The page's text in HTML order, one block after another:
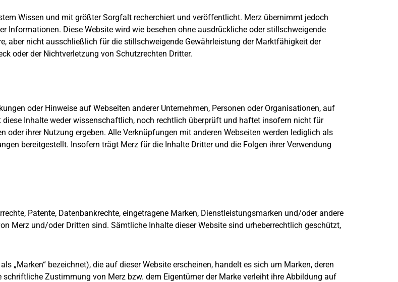
Wissen und mit größter Sorgfalt recherchiert und veröffentlicht. Merz übernimmt jedoch
Informationen. Diese Website wird wie besehen ohne ausdrückliche oder stillschweigende
aber nicht ausschließlich für die stillschweigende Gewährleistung der Marktfähigkeit der
oder der Nichtverletzung von Schutzrechten Dritter.
oder Hinweise auf Webseiten anderer Unternehmen, Personen oder Organisationen, auf
Inhalte weder wissenschaftlich, noch rechtlich überprüft und haftet insofern nicht für
oder ihrer Nutzung ergeben. Alle Verknüpfungen mit anderen Webseiten werden lediglich als
bereitgestellt. Insofern trägt Merz für die Inhalte Dritter und die Folgen ihrer Verwendung
Patente, Datenbankrechte, eingetragene Marken, Dienstleistungsmarken und/oder andere
Merz und/oder Dritten sind. Sämtliche Inhalte dieser Website sind urheberrechtlich geschützt,
„Marken“ bezeichnet), die auf dieser Website erscheinen, handelt es sich um Marken, deren
Zustimmung von Merz bzw. dem Eigentümer der Marke verleiht ihre Abbildung auf